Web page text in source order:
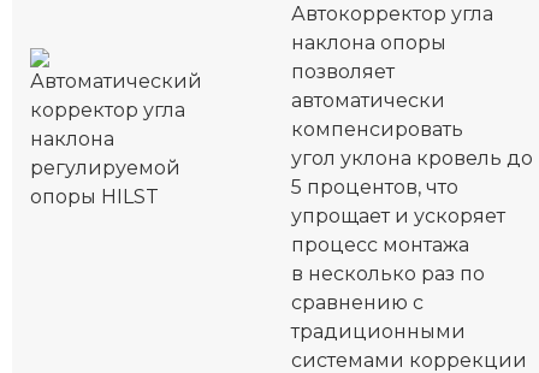
Автокорректор угла
наклона опоры
позволяет
автоматически
компенсировать
угол уклона кровель до
5 процентов, что
упрощает и ускоряет
процесс монтажа
в несколько раз по
сравнению с
традиционными
системами коррекции